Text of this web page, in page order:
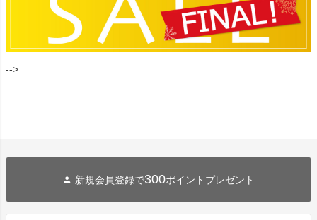
-->
新規会員登録で300ポイントプレゼント